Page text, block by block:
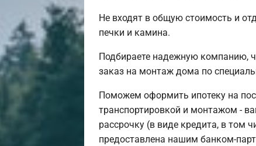
Не входят в общую стоимость и
печки и камина.
Подбираете надежную компанию,
заказ на монтаж дома по
Поможем оформить ипотеку на
транспортировкой и монтажом -
рассрочку (в виде кредита, в том
предоставлена нашим банком-